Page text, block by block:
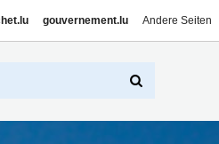
gouvernement.lu Andere Seiten